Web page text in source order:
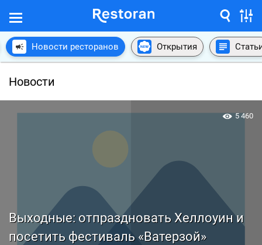
Новости ресторанов Открытия
Новости
Выходные: отпраздновать Хеллоуин и
посетить фестиваль «Ватерзой»
5 460